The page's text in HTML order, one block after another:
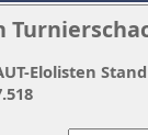
Elolisten